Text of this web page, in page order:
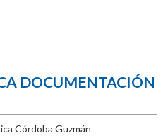
DOCUMENTACIÓN
Córdoba Guzmán